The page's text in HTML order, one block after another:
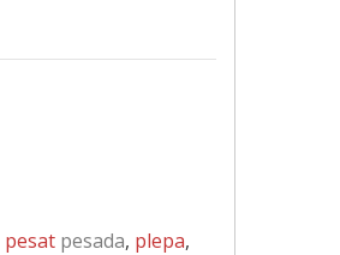
pesat pesada, plepa,